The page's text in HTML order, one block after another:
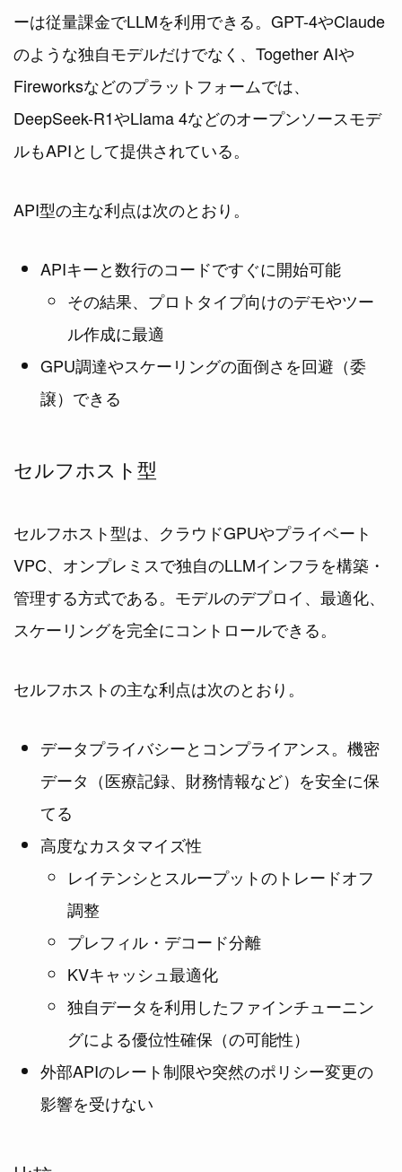
ーは従量課金でLLMを利用できる。GPT-4やClaude
のような独自モデルだけでなく、Together AIや
Fireworksなどのプラットフォームでは、
DeepSeek-R1やLlama 4などのオープンソースモデ
ルもAPIとして提供されている。
API型の主な利点は次のとおり。
APIキーと数行のコードですぐに開始可能
その結果、プロトタイプ向けのデモやツー
ル作成に最適
GPU調達やスケーリングの面倒さを回避（委
譲）できる
セルフホスト型
セルフホスト型は、クラウドGPUやプライベート
VPC、オンプレミスで独自のLLMインフラを構築・
管理する方式である。モデルのデプロイ、最適化、
スケーリングを完全にコントロールできる。
セルフホストの主な利点は次のとおり。
データプライバシーとコンプライアンス。機密
データ（医療記録、財務情報など）を安全に保
てる
高度なカスタマイズ性
レイテンシとスループットのトレードオフ
調整
プレフィル・デコード分離
KVキャッシュ最適化
独自データを利用したファインチューニン
グによる優位性確保（の可能性）
外部APIのレート制限や突然のポリシー変更の
影響を受けない